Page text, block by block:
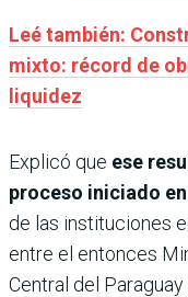
Leé también:
mixto: récord de
liquidez
Explicó que ese
proceso iniciado
de las instituciones
entre el entonces
Central del Paraguay